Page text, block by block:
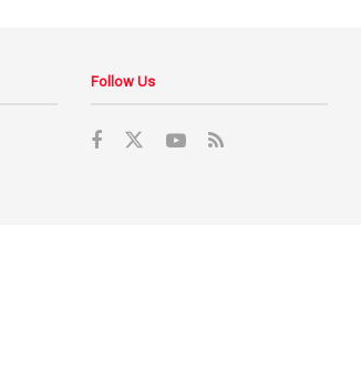
Follow Us